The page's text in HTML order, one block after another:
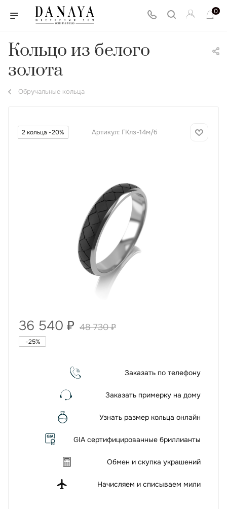
0
Кольцо из белого
золота
Обручальные кольца
2 кольца -20% Артикул: ГКлз-14м/б
36 540 ₽ 48 730₽
-25%
Заказать по телефону
Заказать примерку на дому
Узнать размер кольца онлайн
GIA сертифицированные бриллианты
Обмен и скупка украшений
Начисляем и списываем мили